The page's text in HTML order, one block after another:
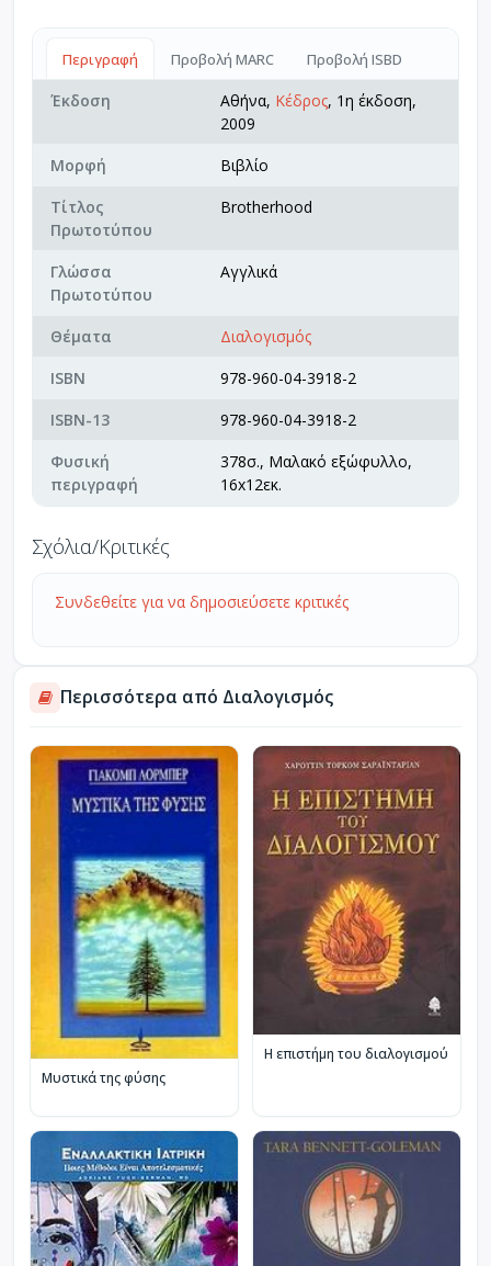
Περιγραφή Προβολή MARC Προβολή ISBD
Έκδοση Αθήνα, Κέδρος, 1η έκδοση,
2009
Μορφή
Βιβλίο
Τίτλος
Πρωτοτύπου
Brotherhood
Γλώσσα
Πρωτοτύπου
Αγγλικά
Θέματα
Διαλογισμός
ISBN
978-960-04-3918-2
ISBN-13
978-960-04-3918-2
Φυσική
περιγραφή
378σ., Μαλακό εξώφυλλο,
16x12εκ.
Σχόλια/Κριτικές
Συνδεθείτε για να δημοσιεύσετε κριτικές
Περισσότερα από Διαλογισμός
Μυστικά της φύσης
Η επιστήμη του διαλογισμού